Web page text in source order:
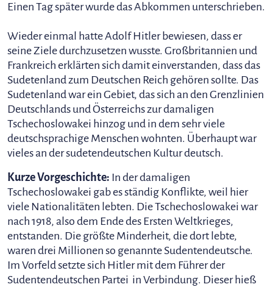
Einen Tag später wurde das Abkommen unterschrieben.
Wieder einmal hatte Adolf Hitler bewiesen, dass er
seine Ziele durchzusetzen wusste. Großbritannien und
Frankreich erklärten sich damit einverstanden, dass das
Sudetenland zum Deutschen Reich gehören sollte. Das
Sudetenland war ein Gebiet, das sich an den Grenzlinien
Deutschlands und Österreichs zur damaligen
Tschechoslowakei hinzog und in dem sehr viele
deutschsprachige Menschen wohnten. Überhaupt war
vieles an der sudetendeutschen Kultur deutsch.
Kurze Vorgeschichte: In der damaligen
Tschechoslowakei gab es ständig Konflikte, weil hier
viele Nationalitäten lebten. Die Tschechoslowakei war
nach 1918, also dem Ende des Ersten Weltkrieges,
entstanden. Die größte Minderheit, die dort lebte,
waren drei Millionen so genannte Sudentendeutsche.
Im Vorfeld setzte sich Hitler mit dem Führer der
Sudentendeutschen Partei in Verbindung. Dieser hieß